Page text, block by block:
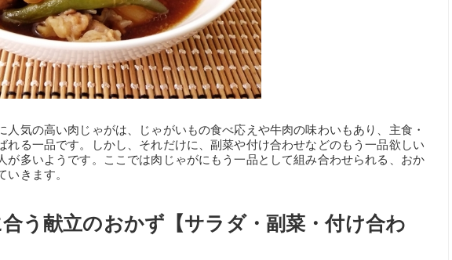
人気の高い肉じゃがは、じゃがいもの食べ応えや牛肉の味わいもあり、主食・
れる一品です。しかし、それだけに、副菜や付け合わせなどのもう一品欲しい
が多いようです。ここでは肉じゃがにもう一品として組み合わせられる、おか
いきます。
う献立のおかず【サラダ・副菜・付け合わ